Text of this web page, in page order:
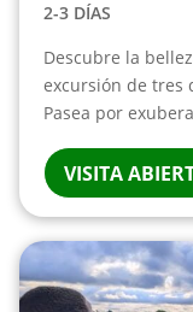
2-3 DÍAS
Descubre la
excursión de tres
Pasea por
VISITA